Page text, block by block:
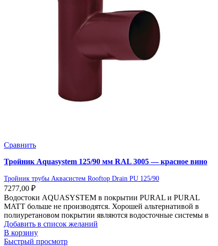
Сравнить
Тройник Aquasystem 125/90 мм RAL 3005 — красное вино
Тройник трубы Аквасистем Rooftop Drain PU 125/90
7277,00 ₽
Водостоки AQUASYSTEM в покрытии PURAL и PURAL
MATT больше не производятся. Хорошей альтернативой в
полиуретановом покрытии являются водосточные системы в
Добавить в список желаний
В корзину
Быстрый просмотр